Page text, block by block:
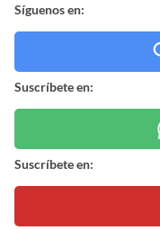
Síguenos en:
Suscríbete en:
Suscríbete en: